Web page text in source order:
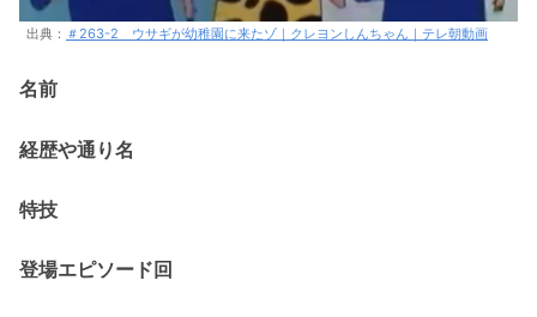
出典： ＃263-2 ウサギが幼稚園に来たゾ｜クレヨンしんちゃん｜テレ朝動画
名前
経歴や通り名
特技
登場エピソード回